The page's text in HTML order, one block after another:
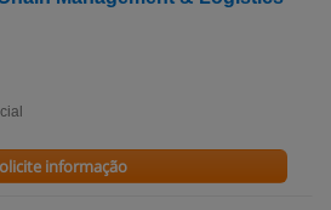
informação